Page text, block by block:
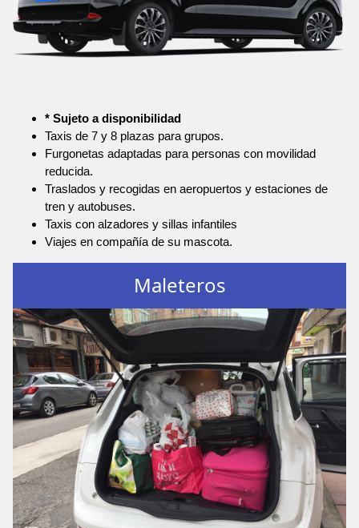
* Sujeto a disponibilidad
Taxis de 7 y 8 plazas para grupos.
Furgonetas adaptadas para personas con movilidad
reducida.
Traslados y recogidas en aeropuertos y estaciones de
tren y autobuses.
Taxis con alzadores y sillas infantiles
Viajes en compañía de su mascota.
Maleteros